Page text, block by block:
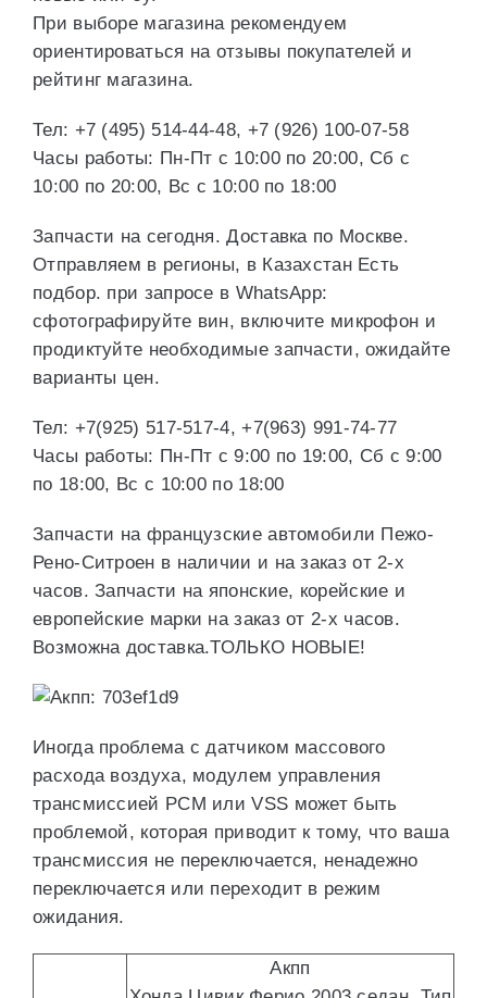
При выборе магазина рекомендуем
ориентироваться на отзывы покупателей и
рейтинг магазина.
Тел: +7 (495) 514-44-48, +7 (926) 100-07-58
Часы работы: Пн-Пт с 10:00 по 20:00, Сб с
10:00 по 20:00, Вс с 10:00 по 18:00
Запчасти на сегодня. Доставка по Москве.
Отправляем в регионы, в Казахстан Есть
подбор. при запросе в WhatsApp:
сфотографируйте вин, включите микрофон и
продиктуйте необходимые запчасти, ожидайте
варианты цен.
Тел: +7(925) 517-517-4, +7(963) 991-74-77
Часы работы: Пн-Пт с 9:00 по 19:00, Сб с 9:00
по 18:00, Вс с 10:00 по 18:00
Запчасти на французские автомобили Пежо-
Рено-Ситроен в наличии и на заказ от 2-х
часов. Запчасти на японские, корейские и
европейские марки на заказ от 2-х часов.
Возможна доставка.ТОЛЬКО НОВЫЕ!
Иногда проблема с датчиком массового
расхода воздуха, модулем управления
трансмиссией PCM или VSS может быть
проблемой, которая приводит к тому, что ваша
трансмиссия не переключается, ненадежно
переключается или переходит в режим
ожидания.
Акпп